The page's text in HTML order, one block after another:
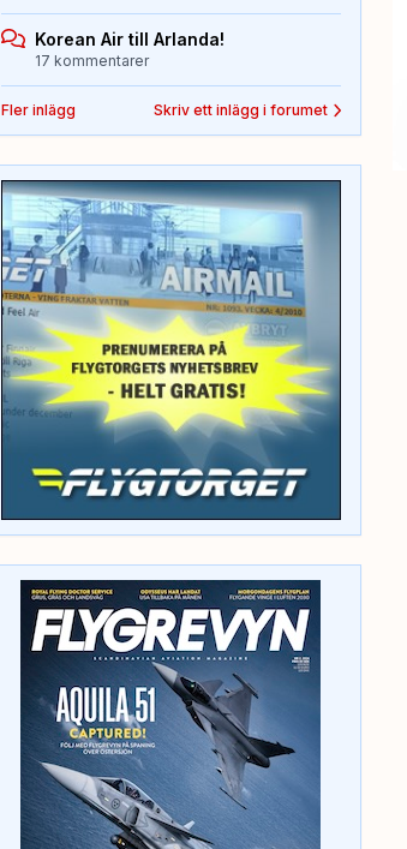
Korean Air till Arlanda!
17 kommentarer
Fler inlägg Skriv ett inlägg i forumet